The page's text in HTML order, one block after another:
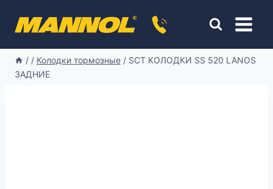
/ / Колодки тормозные / SCT КОЛОДКИ SS 520 LANOS
ЗАДНИЕ